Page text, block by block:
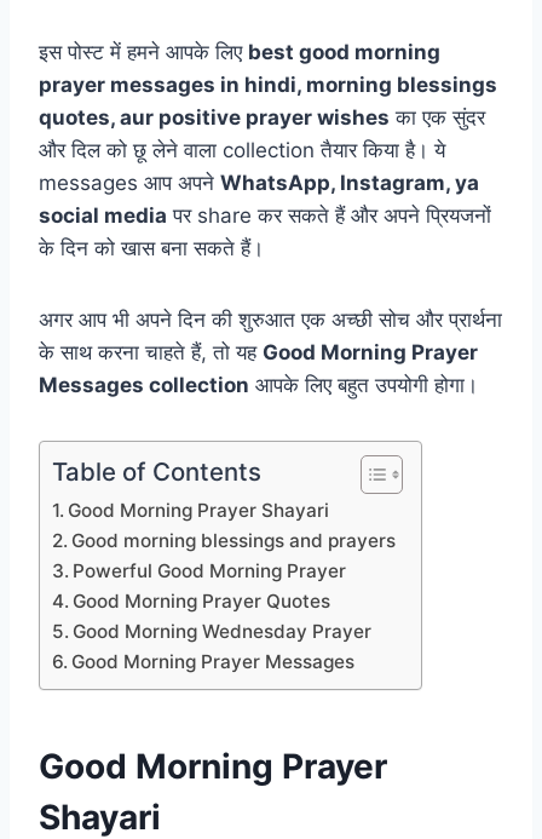
इस पोस्ट में हमने आपके लिए best good morning
prayer messages in hindi, morning blessings
quotes, aur positive prayer wishes का एक सुंदर
और दिल को छू लेने वाला collection तैयार किया है। ये
messages आप अपने WhatsApp, Instagram, ya
social media पर share कर सकते हैं और अपने प्रियजनों
के दिन को खास बना सकते हैं।
अगर आप भी अपने दिन की शुरुआत एक अच्छी सोच और प्रार्थना
के साथ करना चाहते हैं, तो यह Good Morning Prayer
Messages collection आपके लिए बहुत उपयोगी होगा।
Table of Contents
Good Morning Prayer Shayari
Good morning blessings and prayers
Powerful Good Morning Prayer
Good Morning Prayer Quotes
Good Morning Wednesday Prayer
Good Morning Prayer Messages
Good Morning Prayer
Shayari